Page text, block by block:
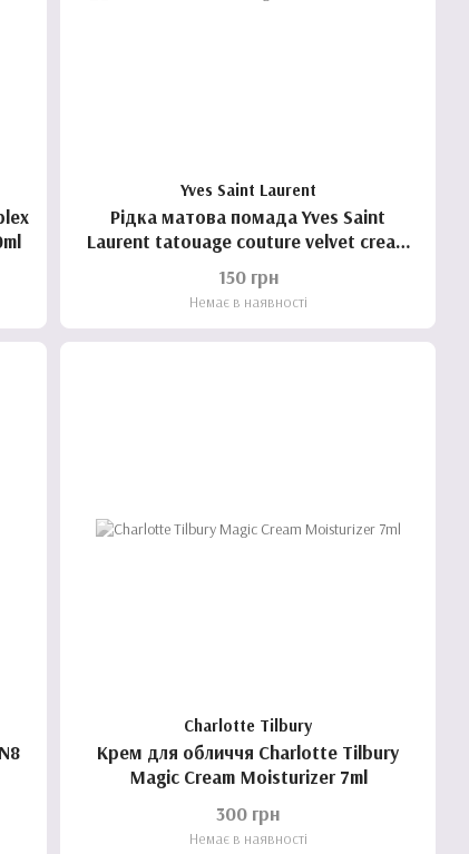
Yves Saint Laurent
Рідка матова помада Yves Saint
Laurent tatouage couture velvet cream
150 грн
Немає в наявності
Charlotte Tilbury
Крем для обличчя Charlotte Tilbury
Magic Cream Moisturizer 7ml
300 грн
Немає в наявності